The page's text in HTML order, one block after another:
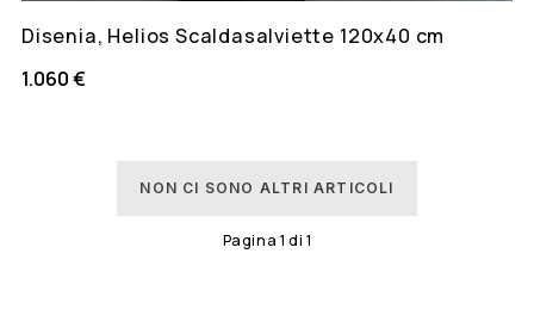
Disenia, Helios Scaldasalviette 120x40 cm
1.060 €
NON CI SONO ALTRI ARTICOLI
Pagina 1 di 1